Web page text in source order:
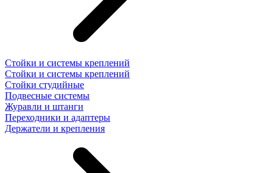
Стойки и системы креплений
Стойки и системы креплений
Стойки студийные
Подвесные системы
Журавли и штанги
Переходники и адаптеры
Держатели и крепления